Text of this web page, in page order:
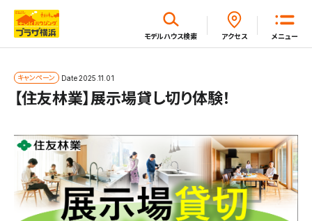
メニュー
モデルハウス検索 アクセス
キャンペーン Date2025.11.01
【住友林業】展示場貸し切り体験！
閉じる
ホーム
モデルハウス一覧